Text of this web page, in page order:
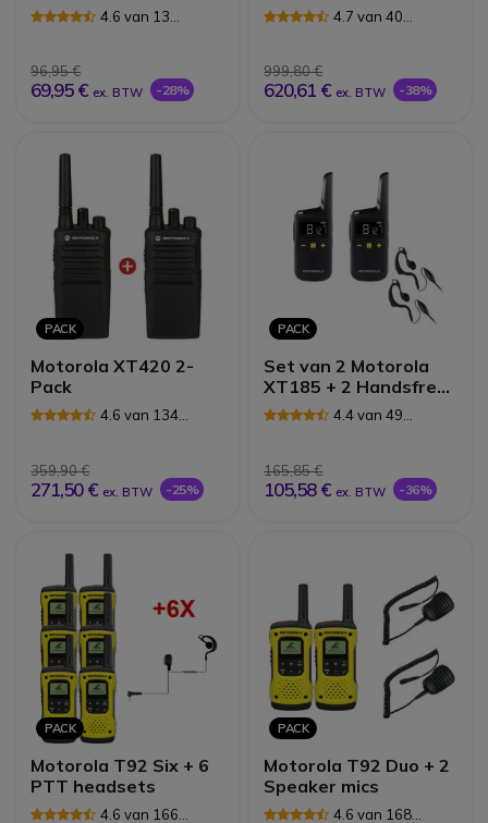
4.6 van 13
96,95 €
69,95 € ex. BTW -28%
4.7 van 40
999,80 €
620,61 € ex. BTW -38%
PACK
Motorola XT420 2-
Pack
4.6 van 134
359,90 €
271,50 € ex. BTW -25%
PACK
Set van 2 Motorola
XT185 + 2 Handsfree
kits
4.4 van 49
165,85 €
105,58 € ex. BTW -36%
PACK
Motorola T92 Six + 6
PTT headsets
4.6 van 166
PACK
Motorola T92 Duo + 2
Speaker mics
4.6 van 168